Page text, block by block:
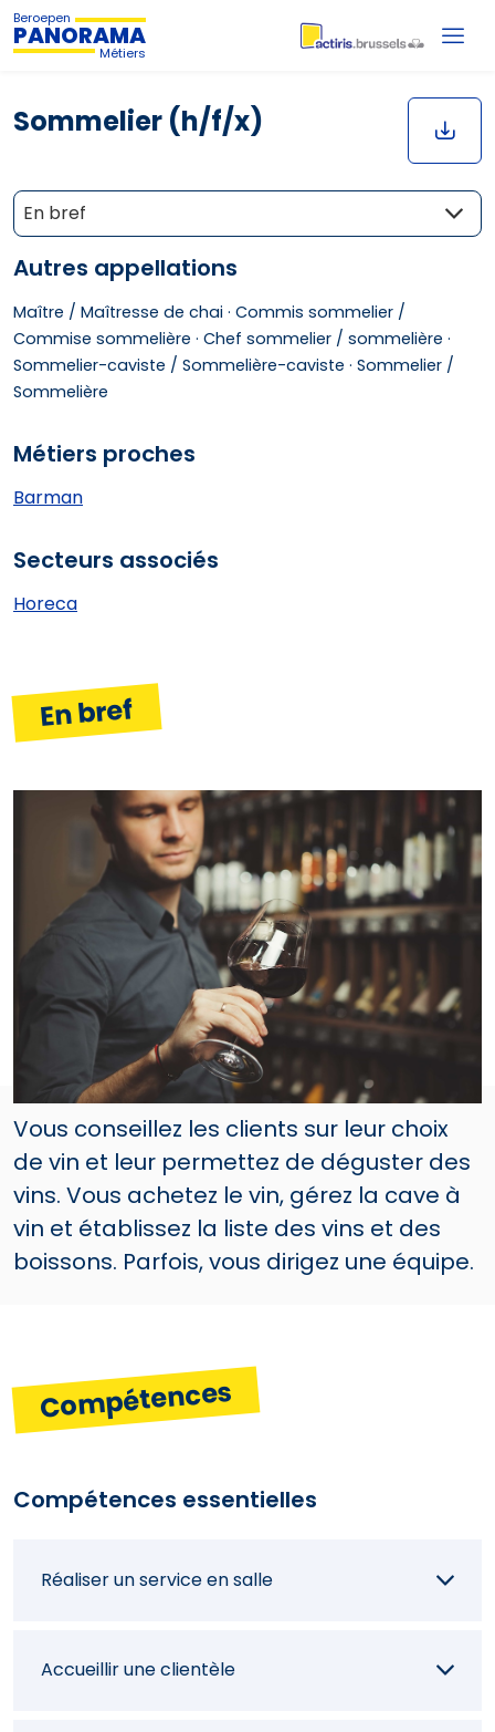
Beroepen
PANORAMA
Métiers
Sommelier (h/f/x)
En bref
Autres appellations
Maître / Maîtresse de chai · Commis sommelier /
Commise sommelière · Chef sommelier / sommelière ·
Sommelier-caviste / Sommelière-caviste · Sommelier /
Sommelière
Métiers proches
Barman
Secteurs associés
Horeca
En bref
Vous conseillez les clients sur leur choix
de vin et leur permettez de déguster des
vins. Vous achetez le vin, gérez la cave à
vin et établissez la liste des vins et des
boissons. Parfois, vous dirigez une équipe.
Compétences
Compétences essentielles
Réaliser un service en salle
Accueillir une clientèle